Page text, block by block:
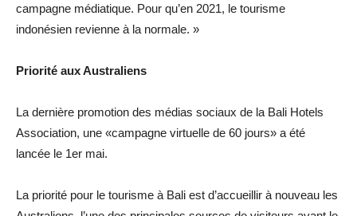
campagne médiatique. Pour qu’en 2021, le tourisme
indonésien revienne à la normale. »
Priorité aux Australiens
La dernière promotion des médias sociaux de la Bali Hotels
Association, une «campagne virtuelle de 60 jours» a été
lancée le 1er mai.
La priorité pour le tourisme à Bali est d’accueillir à nouveau les